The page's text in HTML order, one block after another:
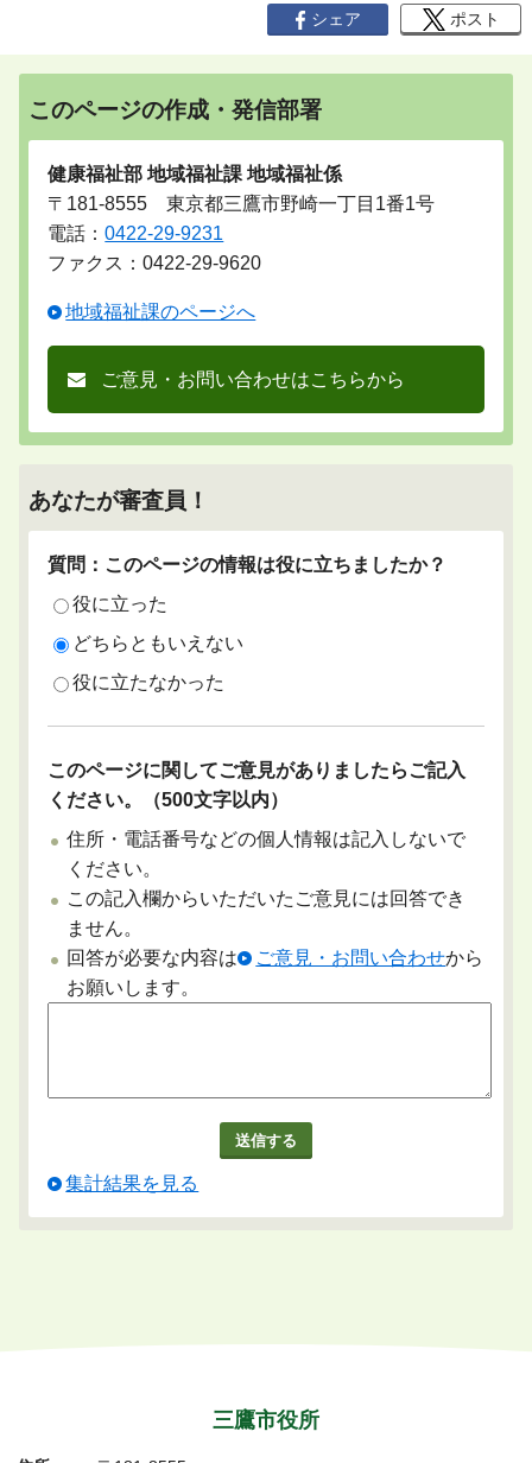
シェア ポスト
このページの作成・発信部署
健康福祉部 地域福祉課 地域福祉係
〒181-8555 東京都三鷹市野崎一丁目1番1号
電話：0422-29-9231
ファクス：0422-29-9620
地域福祉課のページへ
ご意見・お問い合わせはこちらから
あなたが審査員！
質問：このページの情報は役に立ちましたか？
役に立った
どちらともいえない
役に立たなかった
このページに関してご意見がありましたらご記入
ください。（500文字以内）
住所・電話番号などの個人情報は記入しないで
ください。
この記入欄からいただいたご意見には回答でき
ません。
回答が必要な内容は
ご意見・お問い合わせから
お願いします。
集計結果を見る
三鷹市役所